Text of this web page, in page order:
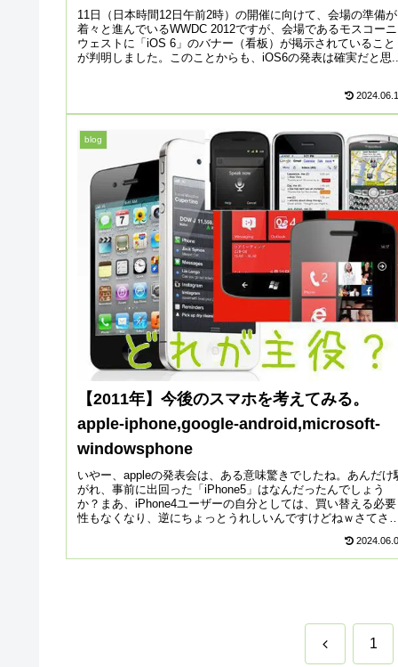
11日（日本時間12日午前2時）の開催に向けて、会場の準備が
着々と進んでいるWWDC 2012ですが、会場であるモスコーニ
ウェストに「iOS 6」のバナー（看板）が掲示されていること
が判明しました。このことからも、iOS6の発表は確実だと思
blog
【2011年】今後のスマホを考えてみる。
apple-iphone,google-android,microsoft-
windowsphone
いやー、appleの発表会は、ある意味驚きでしたね。あんだけ
がれ、事前に出回った「iPhone5」はなんだったんでしょう
か？まあ、iPhone4ユーザーの自分としては、買い替える必要
性もなくなり、逆にちょっとうれしいんですけどねｗさてさ
前 1